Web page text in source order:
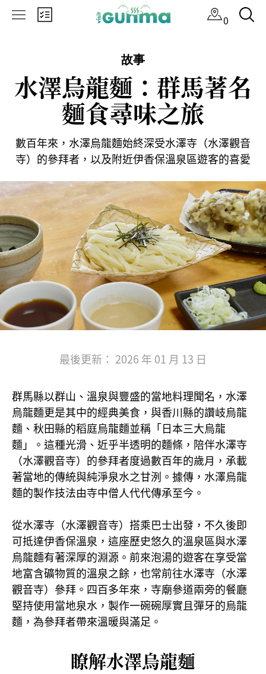
0
故事
水澤烏龍麵：群馬著名
麵食尋味之旅
數百年來，水澤烏龍麵始終深受水澤寺（水澤觀音
寺）的參拜者，以及附近伊香保溫泉區遊客的喜愛
最後更新： 2026 年 01 月 13 日
群馬縣以群山、溫泉與豐盛的當地料理聞名，水澤
烏龍麵更是其中的經典美食，與香川縣的讚岐烏龍
麵、秋田縣的稻庭烏龍麵並稱「日本三大烏龍
麵」。這種光滑、近乎半透明的麵條，陪伴水澤寺
（水澤觀音寺）的參拜者度過數百年的歲月，承載
著當地的傳統與純淨泉水之甘洌。據傳，水澤烏龍
麵的製作技法由寺中僧人代代傳承至今。
從水澤寺（水澤觀音寺）搭乘巴士出發，不久後即
可抵達伊香保溫泉，這座歷史悠久的溫泉區與水澤
烏龍麵有著深厚的淵源。前來泡湯的遊客在享受當
地富含礦物質的溫泉之餘，也常前往水澤寺（水澤
觀音寺）參拜。四百多年來，寺廟參道兩旁的餐廳
堅持使用當地泉水，製作一碗碗厚實且彈牙的烏龍
麵，為參拜者帶來溫暖與滿足。
瞭解水澤烏龍麵